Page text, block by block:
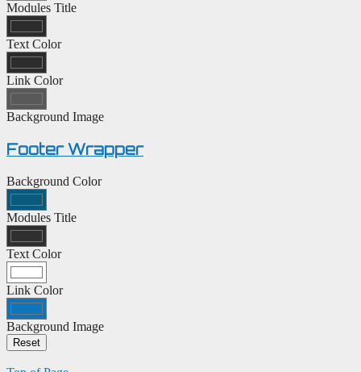
Modules Title
Text Color
Link Color
Background Image
Footer Wrapper
Background Color
Modules Title
Text Color
Link Color
Background Image